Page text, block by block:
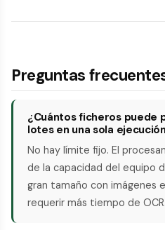
Preguntas
¿Cuántos ficheros puede
lotes en una sola
No hay límite fijo. El
de la capacidad del equipo
gran tamaño con imágenes
requerir más tiempo de OCR.